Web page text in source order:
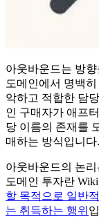
아웃바운드는 방
도메인에서 명백
악하고 적합한 담
인 구매자가 애프
당 이름의 존재를
매하는 방식입니다.
아웃바운드의 논
도메인 투자란
할 목적으로 일반
는 취득하는 행위